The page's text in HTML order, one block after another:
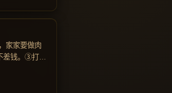
家家要做肉
差钱。③打工